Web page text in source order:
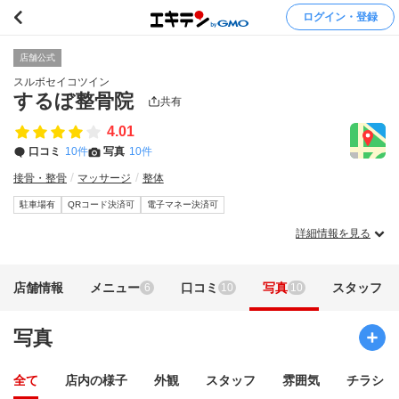
ログイン・登録
店舗公式
スルボセイコツイン
するぼ整骨院 共有
4.01
口コミ 10件 写真 10件
接骨・整骨 マッサージ 整体
駐車場有 QRコード決済可 電子マネー決済可
詳細情報を見る
店舗情報 メニュー 6 口コミ 10 写真 10 スタッフ
写真
全て 店内の様子 外観 スタッフ 雰囲気 チラシ